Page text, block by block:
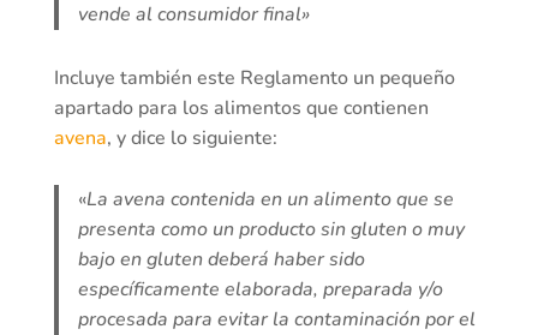
vende al consumidor final»
Incluye también este Reglamento un pequeño
apartado para los alimentos que contienen
avena, y dice lo siguiente:
«La avena contenida en un alimento que se
presenta como un producto sin gluten o muy
bajo en gluten deberá haber sido
específicamente elaborada, preparada y/o
procesada para evitar la contaminación por el